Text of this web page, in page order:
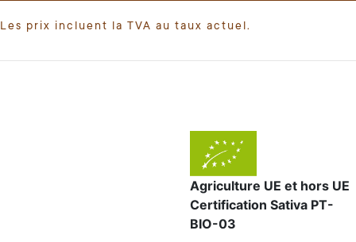
Les prix incluent la TVA au taux actuel.
Agriculture UE et hors UE
Certification Sativa PT-
BIO-03